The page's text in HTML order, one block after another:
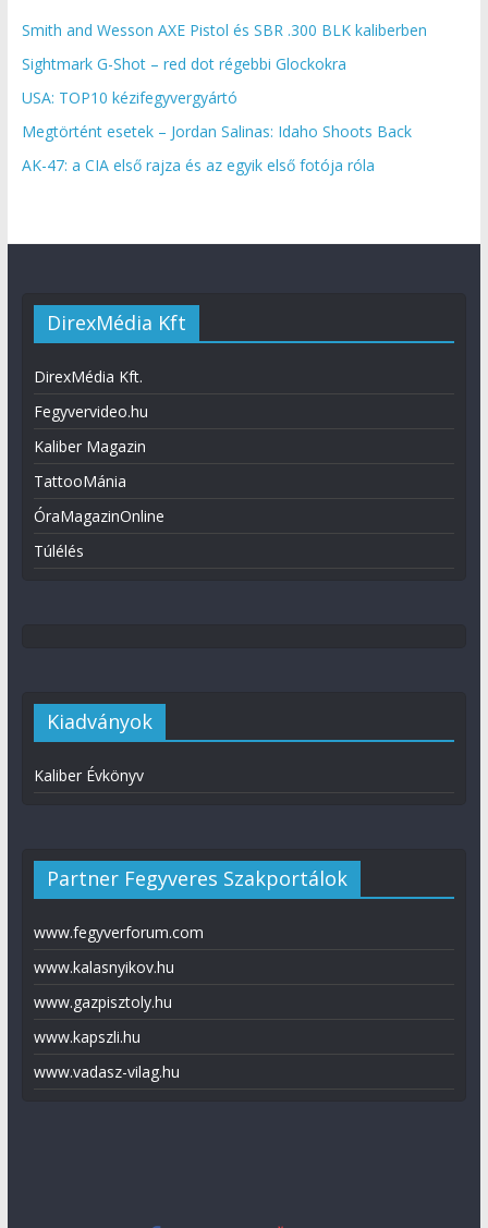
Smith and Wesson AXE Pistol és SBR .300 BLK kaliberben
Sightmark G-Shot – red dot régebbi Glockokra
USA: TOP10 kézifegyvergyártó
Megtörtént esetek – Jordan Salinas: Idaho Shoots Back
AK-47: a CIA első rajza és az egyik első fotója róla
DirexMédia Kft
DirexMédia Kft.
Fegyvervideo.hu
Kaliber Magazin
TattooMánia
ÓraMagazinOnline
Túlélés
Kiadványok
Kaliber Évkönyv
Partner Fegyveres Szakportálok
www.fegyverforum.com
www.kalasnyikov.hu
www.gazpisztoly.hu
www.kapszli.hu
www.vadasz-vilag.hu